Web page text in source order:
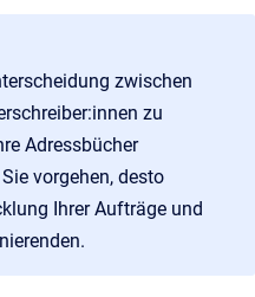
zwischen
zu
Adressbücher
vorgehen, desto
Ihrer Aufträge und